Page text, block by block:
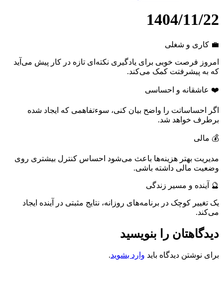
1404/11/22
💼 کاری و شغلی
امروز فرصت خوبی برای یادگیری نکته‌ای تازه در کار پیش می‌آید
که به پیشرفتت کمک می‌کند.
❤️ عاشقانه و احساسی
اگر احساساتت را واضح بیان کنی، سوءتفاهمی که ایجاد شده
برطرف خواهد شد.
💰 مالی
مدیریت بهتر هزینه‌ها باعث می‌شود احساس کنترل بیشتری روی
وضعیت مالی داشته باشی.
🔮 آینده و مسیر زندگی
یک تغییر کوچک در برنامه‌های روزانه، نتایج مثبتی در آینده ایجاد
می‌کند.
دیدگاهتان را بنویسید
برای نوشتن دیدگاه باید وارد بشوید.